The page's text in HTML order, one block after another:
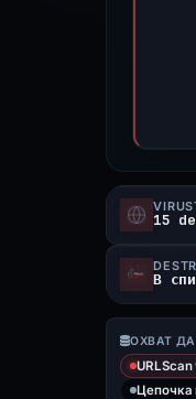
15
В
ОХВАТ
Цепочка